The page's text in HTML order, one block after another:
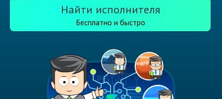
Найти исполнителя
Бесплатно и быстро